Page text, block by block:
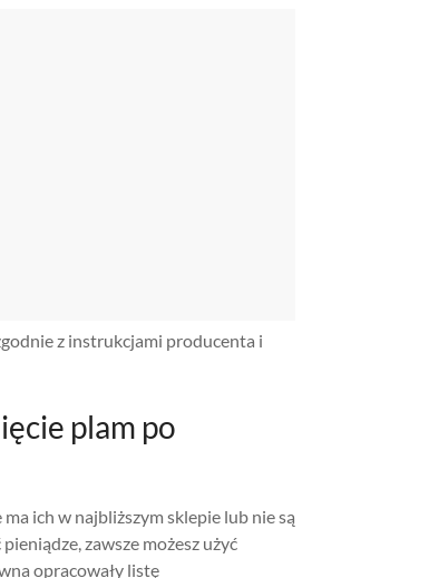
z instrukcjami producenta i
plam po
ich w najbliższym sklepie lub nie są
zawsze możesz użyć
opracowały listę